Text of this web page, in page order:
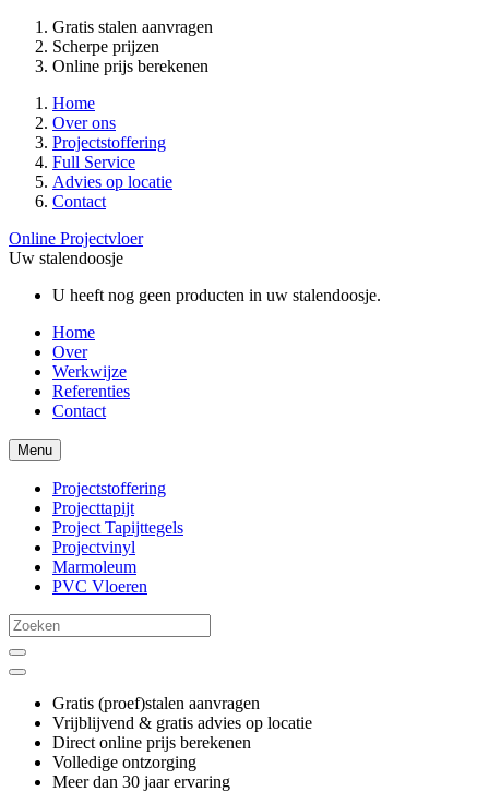
Gratis stalen aanvragen
Scherpe prijzen
Online prijs berekenen
Home
Over ons
Projectstoffering
Full Service
Advies op locatie
Contact
Online Projectvloer
Uw stalendoosje
U heeft nog geen producten in uw stalendoosje.
Home
Over
Werkwijze
Referenties
Contact
Menu
Projectstoffering
Projecttapijt
Project Tapijttegels
Projectvinyl
Marmoleum
PVC Vloeren
Gratis (proef)stalen aanvragen
Vrijblijvend & gratis advies op locatie
Direct online prijs berekenen
Volledige ontzorging
Meer dan 30 jaar ervaring